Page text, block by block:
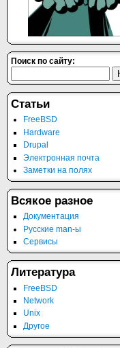
Поиск по сайту:
Статьи
FreeBSD
Hardware
Drupal
Электронная почта
Заметки на полях
Всякое разное
Документация
Русские man-ы
Сервисы
Литература
FreeBSD
Network
Unix
Другое